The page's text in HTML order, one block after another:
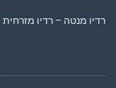
רדיו מנטה – רדיו